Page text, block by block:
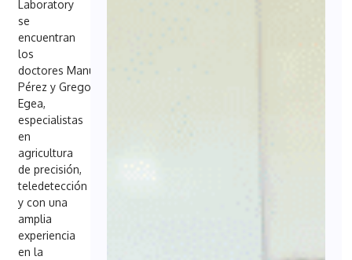
Laboratory
se
encuentran
los
doctores Manuel
Pérez y Gregorio
Egea,
especialistas
en
agricultura
de precisión,
teledetección
y con una
amplia
experiencia
en la